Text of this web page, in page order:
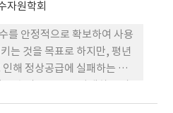
자원학회
를 안정적으로 확보하여 사용
는 것을 목표로 하지만, 평년
해 정상공급에 실패하는 경
급 실패를 유발하는 것은 아